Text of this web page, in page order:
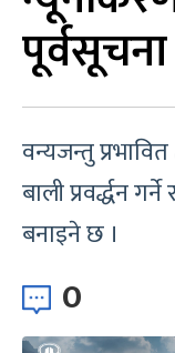
वन्यजन्तु
बाली प्रवर्द्धन
बनाइने छ ।
0